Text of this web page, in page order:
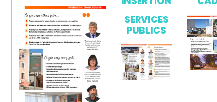
SERVICES
PUBLICS